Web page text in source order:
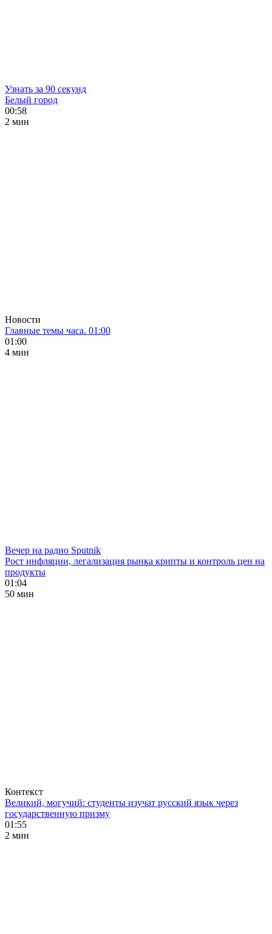
Узнать за 90 секунд
Белый город
00:58
2 мин
Новости
Главные темы часа. 01:00
01:00
4 мин
Вечер на радио Sputnik
Рост инфляции, легализация рынка крипты и контроль цен на
продукты
01:04
50 мин
Контекст
Великий, могучий: студенты изучат русский язык через
государственную призму
01:55
2 мин